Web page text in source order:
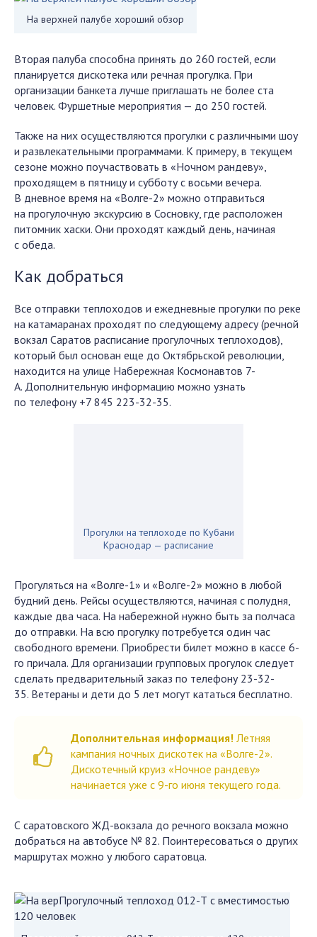
На верхней палубе хороший обзор
Вторая палуба способна принять до 260 гостей, если
планируется дискотека или речная прогулка. При
организации банкета лучше приглашать не более ста
человек. Фуршетные мероприятия — до 250 гостей.
Также на них осуществляются прогулки с различными шоу
и развлекательными программами. К примеру, в текущем
сезоне можно поучаствовать в «Ночном рандеву»,
проходящем в пятницу и субботу с восьми вечера.
В дневное время на «Волге-2» можно отправиться
на прогулочную экскурсию в Сосновку, где расположен
питомник хаски. Они проходят каждый день, начиная
с обеда.
Как добраться
Все отправки теплоходов и ежедневные прогулки по реке
на катамаранах проходят по следующему адресу (речной
вокзал Саратов расписание прогулочных теплоходов),
который был основан еще до Октябрьской революции,
находится на улице Набережная Космонавтов 7-
А. Дополнительную информацию можно узнать
по телефону +7 845 223-32-35.
Прогулки на теплоходе по Кубани
Краснодар — расписание
Прогуляться на «Волге-1» и «Волге-2» можно в любой
будний день. Рейсы осуществляются, начиная с полудня,
каждые два часа. На набережной нужно быть за полчаса
до отправки. На всю прогулку потребуется один час
свободного времени. Приобрести билет можно в кассе 6-
го причала. Для организации групповых прогулок следует
сделать предварительный заказ по телефону 23-32-
35. Ветераны и дети до 5 лет могут кататься бесплатно.
Дополнительная информация! Летняя
кампания ночных дискотек на «Волге-2».
Дискотечный круиз «Ночное рандеву»
начинается уже с 9-го июня текущего года.
С саратовского ЖД-вокзала до речного вокзала можно
добраться на автобусе № 82. Поинтересоваться о других
маршрутах можно у любого саратовца.